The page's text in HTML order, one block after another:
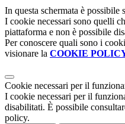
In questa schermata è
I cookie necessari sono quelli
piattaforma e non è possibile
Per conoscere quali sono i
visionare la COOKIE
Cookie necessari per il
I cookie necessari per il
disabilitati. È possibile
policy.